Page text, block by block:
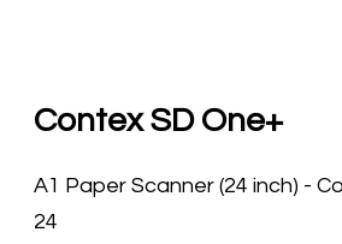
Contex SD One+
​A1 Paper Scanner (24 inch) -
24